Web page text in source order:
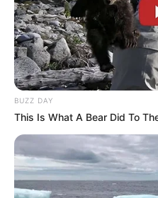
Técnico em Agente
Comunitários de Saúde (ACS)
em Saúde com Ênfase no
de Combate às Endemias (ACE).
BUZZ DAY
This Is What A Bear Did To